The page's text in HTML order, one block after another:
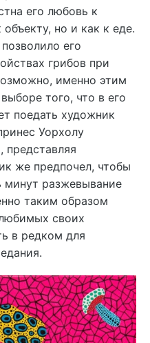
его любовь к
объекту, но и как к еде.
его
грибов при
именно этим
того, что в его
поедать художник
Уорхолу
представляя
же предпочел, чтобы
минут разжевывание
таким образом
своих
в редком для